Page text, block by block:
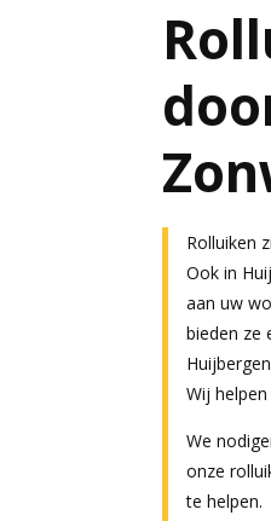
Rolluiken
Ook in
aan uw
bieden ze
Wij
We
onze
te helpen.